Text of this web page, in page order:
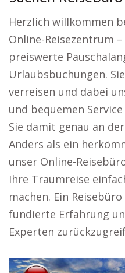
Herzlich willkommen
Online-Reisezentrum
preiswerte
Urlaubsbuchungen.
verreisen und dabei
und bequemen
Sie damit genau an
Anders als ein
unser Online-
Ihre Traumreise
machen. Ein
fundierte Erfahrung
Experten